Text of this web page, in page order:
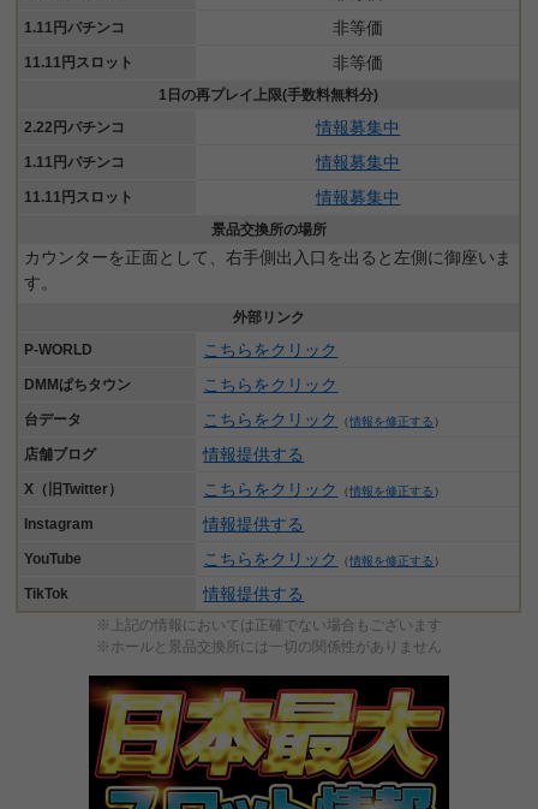
1.11円パチンコ 非等価
11.11円スロット 非等価
1日の再プレイ上限(手数料無料分)
2.22円パチンコ
情報募集中
1.11円パチンコ 情報募集中
11.11円スロット 情報募集中
景品交換所の場所
カウンターを正面として、右手側出入口を出ると左側に御座いま
す。
外部リンク
P-WORLD
こちらをクリック
DMMぱちタウン こちらをクリック
台データ こちらをクリック （情報を修正する ）
店舗ブログ 情報提供する
X（旧Twitter） こちらをクリック （情報を修正する ）
Instagram 情報提供する
YouTube こちらをクリック （情報を修正する ）
TikTok 情報提供する
※上記の情報においては正確でない場合もございます
※ホールと景品交換所には一切の関係性がありません